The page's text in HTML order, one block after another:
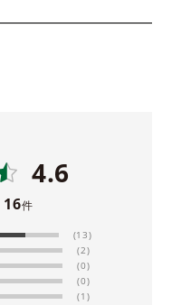
4.6
16件
(13)
(2)
(0)
(0)
(1)